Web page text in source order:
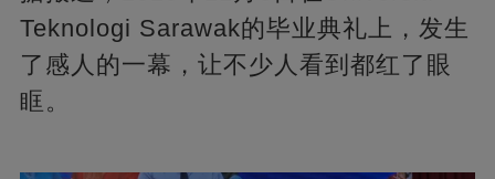
Teknologi Sarawak的毕业典礼上，发生
了感人的一幕，让不少人看到都红了眼
眶。